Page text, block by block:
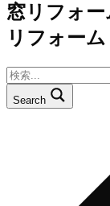
窓リフォ
リフォーム
Search